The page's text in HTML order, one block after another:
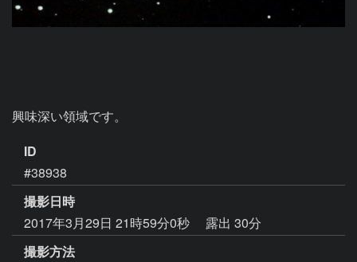
興味深い領域です。
ID
#38938
撮影日時
2017年3月29日 21時59分0秒
露出 30分
撮影方法